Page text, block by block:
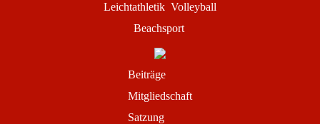
Leichtathletik Volleyball
Beachsport
Beiträge
Mitgliedschaft
Satzung